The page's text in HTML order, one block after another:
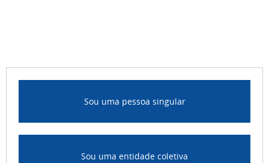
Sou uma pessoa singular
Sou uma entidade coletiva